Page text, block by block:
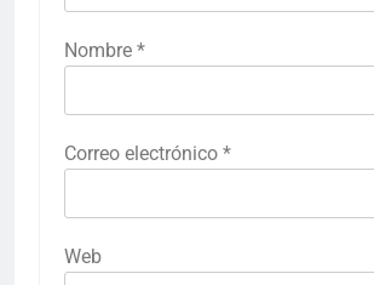
Nombre *
Correo electrónico *
Web